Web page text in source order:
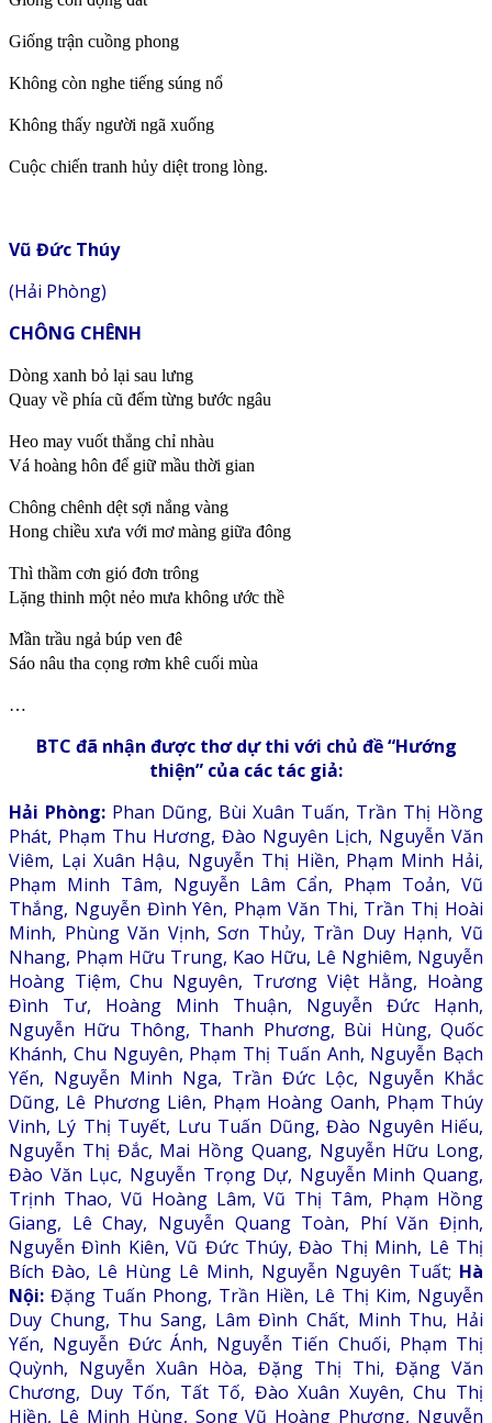
Giống trận cuồng phong
Không còn nghe tiếng súng nổ
Không thấy người ngã xuống
Cuộc chiến tranh hủy diệt trong lòng.
Vũ Đức Thúy
(Hải Phòng)
CHÔNG CHÊNH
Dòng xanh bỏ lại sau lưng
Quay về phía cũ đếm từng bước ngâu
Heo may vuốt thẳng chỉ nhàu
Vá hoàng hôn để giữ mầu thời gian
Chông chênh dệt sợi nắng vàng
Hong chiều xưa với mơ màng giữa đông
Thì thầm cơn gió đơn trông
Lặng thinh một nẻo mưa không ước thề
Mần trầu ngả búp ven đê
Sáo nâu tha cọng rơm khê cuối mùa
…
BTC đã nhận được thơ dự thi với chủ đề “Hướng
thiện” của các tác giả:
Hải Phòng: Phan Dũng, Bùi Xuân Tuấn, Trần Thị Hồng
Phát, Phạm Thu Hương, Đào Nguyên Lịch, Nguyễn Văn
Viêm, Lại Xuân Hậu, Nguyễn Thị Hiền, Phạm Minh Hải,
Phạm Minh Tâm, Nguyễn Lâm Cẩn, Phạm Toản, Vũ
Thắng, Nguyễn Đình Yên, Phạm Văn Thi, Trần Thị Hoài
Minh, Phùng Văn Vịnh, Sơn Thủy, Trần Duy Hạnh, Vũ
Nhang, Phạm Hữu Trung, Kao Hữu, Lê Nghiêm, Nguyễn
Hoàng Tiệm, Chu Nguyên, Trương Việt Hằng, Hoàng
Đình Tư, Hoàng Minh Thuận, Nguyễn Đức Hạnh,
Nguyễn Hữu Thông, Thanh Phương, Bùi Hùng, Quốc
Khánh, Chu Nguyên, Phạm Thị Tuấn Anh, Nguyễn Bạch
Yến, Nguyễn Minh Nga, Trần Đức Lộc, Nguyễn Khắc
Dũng, Lê Phương Liên, Phạm Hoàng Oanh, Phạm Thúy
Vinh, Lý Thị Tuyết, Lưu Tuấn Dũng, Đào Nguyên Hiếu,
Nguyễn Thị Đắc, Mai Hồng Quang, Nguyễn Hữu Long,
Đào Văn Lục, Nguyễn Trọng Dự, Nguyễn Minh Quang,
Trịnh Thao, Vũ Hoàng Lâm, Vũ Thị Tâm, Phạm Hồng
Giang, Lê Chay, Nguyễn Quang Toàn, Phí Văn Định,
Nguyễn Đình Kiên, Vũ Đức Thúy, Đào Thị Minh, Lê Thị
Bích Đào, Lê Hùng Lê Minh, Nguyễn Nguyên Tuất; Hà
Nội: Đặng Tuấn Phong, Trần Hiền, Lê Thị Kim, Nguyễn
Duy Chung, Thu Sang, Lâm Đình Chất, Minh Thu, Hải
Yến, Nguyễn Đức Ánh, Nguyễn Tiến Chuối, Phạm Thị
Quỳnh, Nguyễn Xuân Hòa, Đặng Thị Thi, Đặng Văn
Chương, Duy Tốn, Tất Tố, Đào Xuân Xuyên, Chu Thị
Hiền, Lê Minh Hùng, Song Vũ Hoàng Phương, Nguyễn